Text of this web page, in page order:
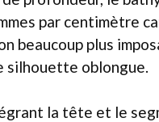
par centimètre
beaucoup plus
silhouette oblongue.
la tête et le